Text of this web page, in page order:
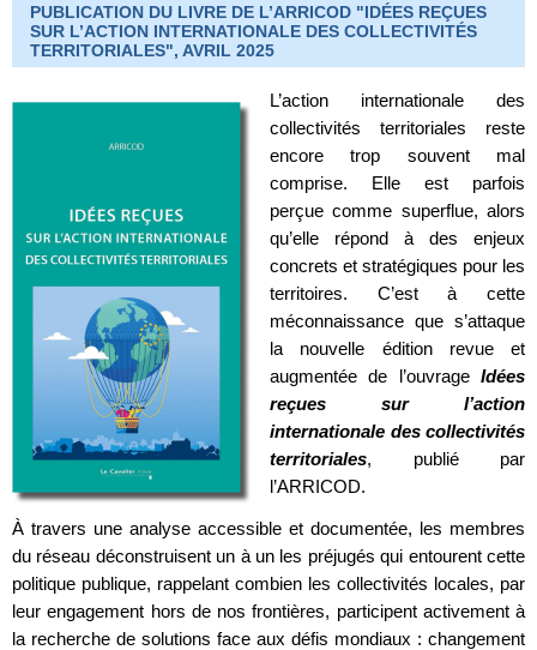
PUBLICATION DU LIVRE DE L’ARRICOD "IDÉES REÇUES
SUR L’ACTION INTERNATIONALE DES COLLECTIVITÉS
TERRITORIALES", AVRIL 2025
L’action internationale des
collectivités territoriales reste
encore trop souvent mal
comprise. Elle est parfois
perçue comme superflue, alors
qu’elle répond à des enjeux
concrets et stratégiques pour les
territoires. C’est à cette
méconnaissance que s’attaque
la nouvelle édition revue et
augmentée de l’ouvrage Idées
reçues sur l’action
internationale des collectivités
territoriales, publié par
l’ARRICOD.
À travers une analyse accessible et documentée, les membres
du réseau déconstruisent un à un les préjugés qui entourent cette
politique publique, rappelant combien les collectivités locales, par
leur engagement hors de nos frontières, participent activement à
la recherche de solutions face aux défis mondiaux : changement